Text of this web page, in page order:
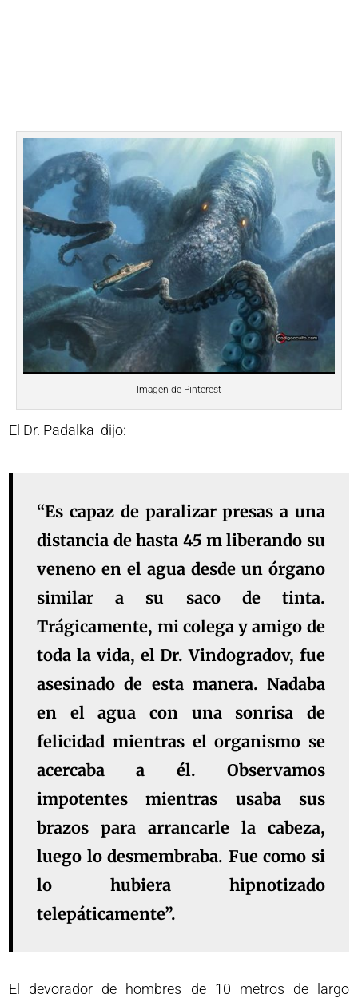
Imagen de Pinterest
El Dr. Padalka dijo:
“Es capaz de paralizar presas a una
distancia de hasta 45 m liberando su
veneno en el agua desde un órgano
similar a su saco de tinta.
Trágicamente, mi colega y amigo de
toda la vida, el Dr. Vindogradov, fue
asesinado de esta manera. Nadaba
en el agua con una sonrisa de
felicidad mientras el organismo se
acercaba a él. Observamos
impotentes mientras usaba sus
brazos para arrancarle la cabeza,
luego lo desmembraba. Fue como si
lo hubiera hipnotizado
telepáticamente”.
El devorador de hombres de 10 metros de largo